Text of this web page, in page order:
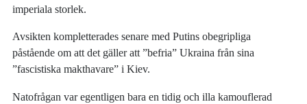
imperiala storlek.
Avsikten kompletterades senare med Putins obegripliga
påstående om att det gäller att ”befria” Ukraina från sina
”fascistiska makthavare” i Kiev.
Natofrågan var egentligen bara en tidig och illa kamouflerad